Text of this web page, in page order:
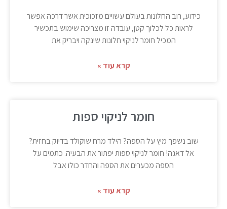
כידוע, רוב החלונות בעולם עשויים מזכוכית אשר דרכה אפשר
לראות כל לכלוך קטן, עובדה זו מצריכה שימוש בתכשיר
המכיל חומר לניקוי חלונות שינקה ויבריק את
קרא עוד »
חומר לניקוי ספות
שוב נשפך מיץ על הספה? הילד מרח שוקולד בדיוק בחזית?
אל דאגה! חומר לניקוי ספות יפתור את הבעיה. כתמים על
הספה מכערים את הספה והחדר כולו אבל
קרא עוד »